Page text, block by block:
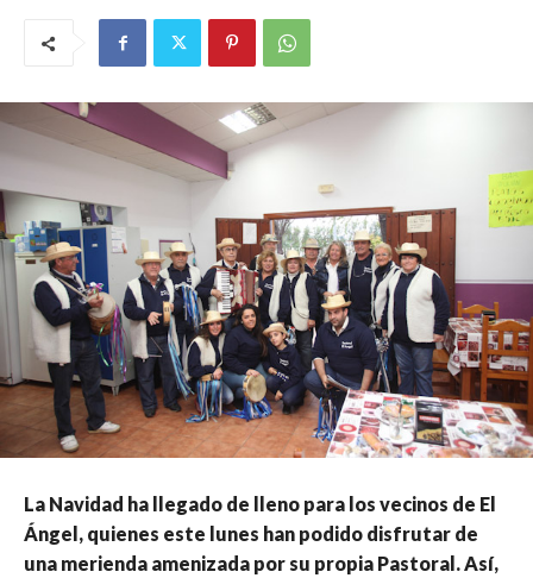
La Navidad ha llegado de lleno para los vecinos de El
Ángel, quienes este lunes han podido disfrutar de
una merienda amenizada por su propia Pastoral. Así,